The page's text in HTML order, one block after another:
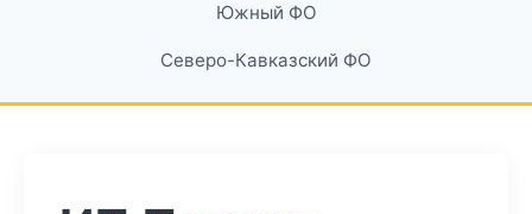
Южный ФО
Северо-Кавказский ФО